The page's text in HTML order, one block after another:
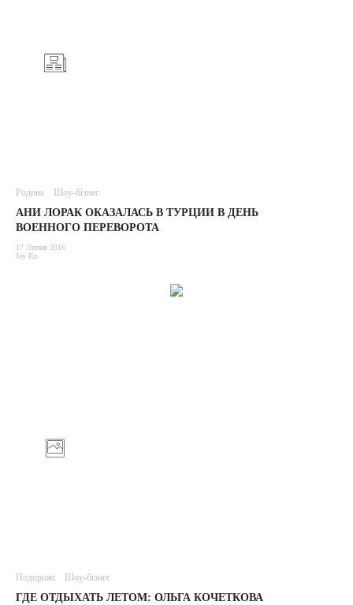
Родина Шоу-бізнес
АНИ ЛОРАК ОКАЗАЛАСЬ В ТУРЦИИ В ДЕНЬ
ВОЕННОГО ПЕРЕВОРОТА
17 Липня 2016
Jey Ro
Подорожі Шоу-бізнес
ГДЕ ОТДЫХАТЬ ЛЕТОМ: ОЛЬГА КОЧЕТКОВА